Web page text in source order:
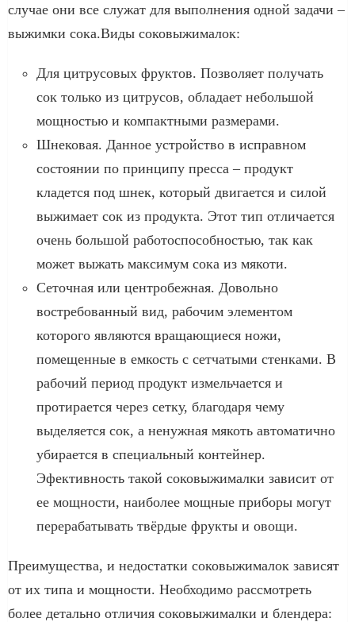
случае они все служат для выполнения одной задачи –
выжимки сока.Виды соковыжималок:
Для цитрусовых фруктов. Позволяет получать
сок только из цитрусов, обладает небольшой
мощностью и компактными размерами.
Шнековая. Данное устройство в исправном
состоянии по принципу пресса – продукт
кладется под шнек, который двигается и силой
выжимает сок из продукта. Этот тип отличается
очень большой работоспособностью, так как
может выжать максимум сока из мякоти.
Сеточная или центробежная. Довольно
востребованный вид, рабочим элементом
которого являются вращающиеся ножи,
помещенные в емкость с сетчатыми стенками. В
рабочий период продукт измельчается и
протирается через сетку, благодаря чему
выделяется сок, а ненужная мякоть автоматично
убирается в специальный контейнер.
Эфективность такой соковыжималки зависит от
ее мощности, наиболее мощные приборы могут
перерабатывать твёрдые фрукты и овощи.
Преимущества, и недостатки соковыжималок зависят
от их типа и мощности. Необходимо рассмотреть
более детально отличия соковыжималки и блендера: